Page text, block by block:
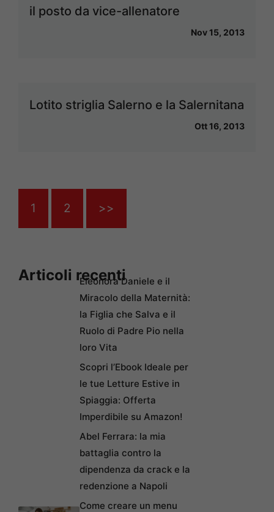
il posto da vice-allenatore
Nov 15, 2013
Lotito striglia Salerno e la Salernitana
Ott 16, 2013
1 2 >>
Articoli recentiEleonora Daniele e il
Miracolo della Maternità:
la Figlia che Salva e il
Ruolo di Padre Pio nella
loro Vita
Scopri l’Ebook Ideale per
le tue Letture Estive in
Spiaggia: Offerta
Imperdibile su Amazon!
Abel Ferrara: la mia
battaglia contro la
dipendenza da crack e la
redenzione a Napoli
Come creare un menu